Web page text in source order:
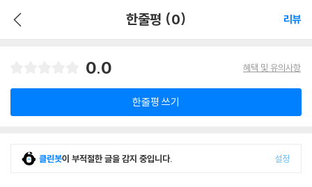
한줄평 (0) 리뷰
0.0 혜택 및 유의사항
한줄평 쓰기
클린봇이 부적절한 글을 감지 중입니다. 설정